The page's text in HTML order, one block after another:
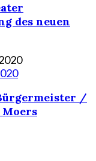
des neuen
/